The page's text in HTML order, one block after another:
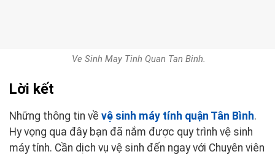
Ve Sinh May Tinh Quan Tan Binh.
Lời kết
Những thông tin về vệ sinh máy tính quận Tân Bình.
Hy vọng qua đây bạn đã nắm được quy trình vệ sinh
máy tính. Cần dịch vụ vệ sinh đến ngay với Chuyên viên